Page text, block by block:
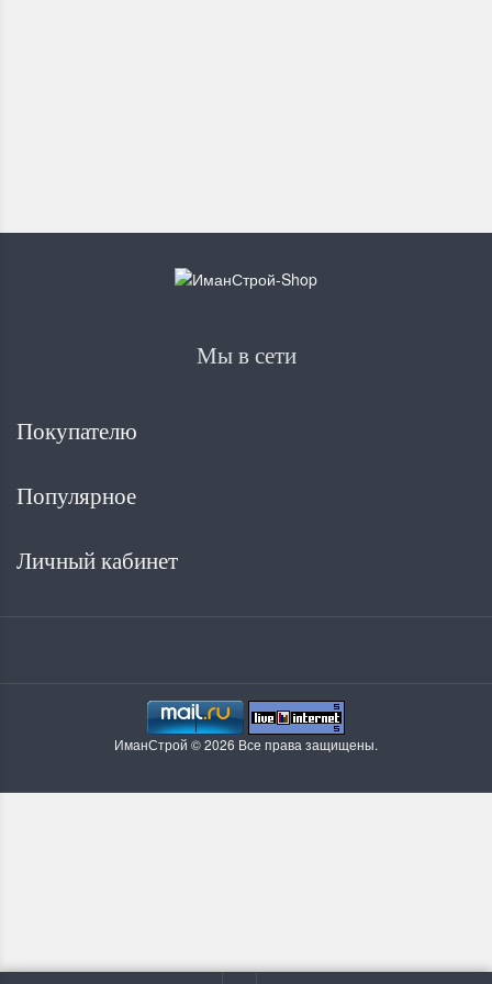
Мы в сети
Покупателю
Популярное
Личный кабинет
ИманСтрой © 2026 Все права защищены.